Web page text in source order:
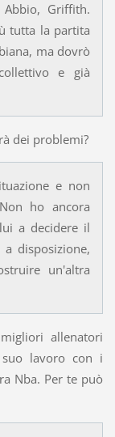
Abbio, Griffith.
tutta la partita
ma dovrò
e già
dei problemi?
e non
ho ancora
a decidere il
disposizione,
un'altra
allenatori
lavoro con i
Nba. Per te può